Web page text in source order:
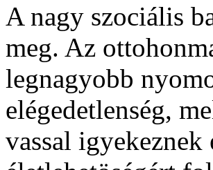
A nagy szociális
meg. Az
legnagyobb
elégedetlenség,
vassal